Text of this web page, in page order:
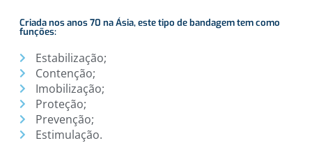
Criada nos anos 70 na Ásia, este tipo de bandagem tem como
funções:
Estabilização;
Contenção;
Imobilização;
Proteção;
Prevenção;
Estimulação.